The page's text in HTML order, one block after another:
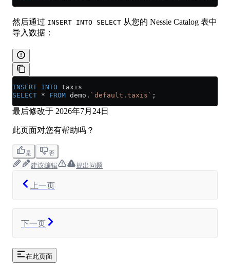
然后通过 INSERT INTO SELECT 从您的 Nessie Catalog 表中
导入数据：
INSERT INTO taxis
SELECT * FROM demo. `default.taxis` ;
最后修改于 2026年7月24日
此页面对您有帮助吗？
是 否
建议编辑 提出问题
上一页
下一页
在此页面